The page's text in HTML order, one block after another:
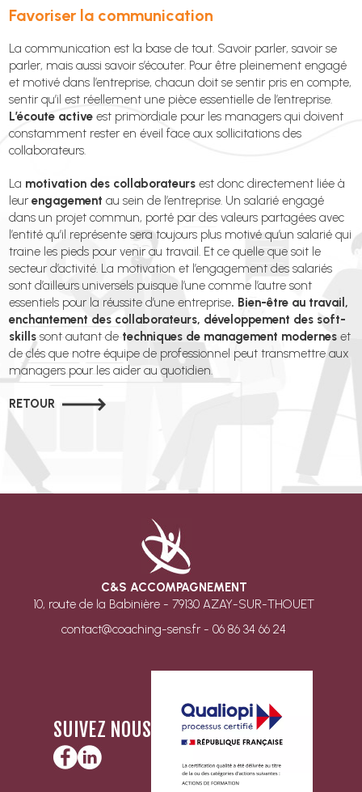
Favoriser la communication
La communication est la base de tout. Savoir parler, savoir se
parler, mais aussi savoir s’écouter. Pour être pleinement engagé
et motivé dans l’entreprise, chacun doit se sentir pris en compte,
sentir qu’il est réellement une pièce essentielle de l’entreprise.
L’écoute active est primordiale pour les managers qui doivent
constamment rester en éveil face aux sollicitations des
collaborateurs.
La motivation des collaborateurs est donc directement liée à
leurengagement au sein de l’entreprise. Un salarié engagé
dans un projet commun, porté par des valeurs partagées avec
l’entité qu’il représente sera toujours plus motivé qu’un salarié qui
traine les pieds pour venir au travail. Et ce quelle que soit le
secteur d’activité. La motivation et l’engagement des salariés
sont d’ailleurs universels puisque l’une comme l’autre sont
essentiels pour la réussite d’une entreprise. Bien-être au travail,
enchantement des collaborateurs, développement des soft-
skills sont autant de techniques de management modernes et
de clés que notre équipe de professionnel peut transmettre aux
managers pour les aider au quotidien.
RETOUR
C&S ACCOMPAGNEMENT
10, route de la Babinière - 79130 AZAY-SUR-THOUET
contact@coaching-sens.fr - 06 86 34 66 24
SUIVEZ NOUS